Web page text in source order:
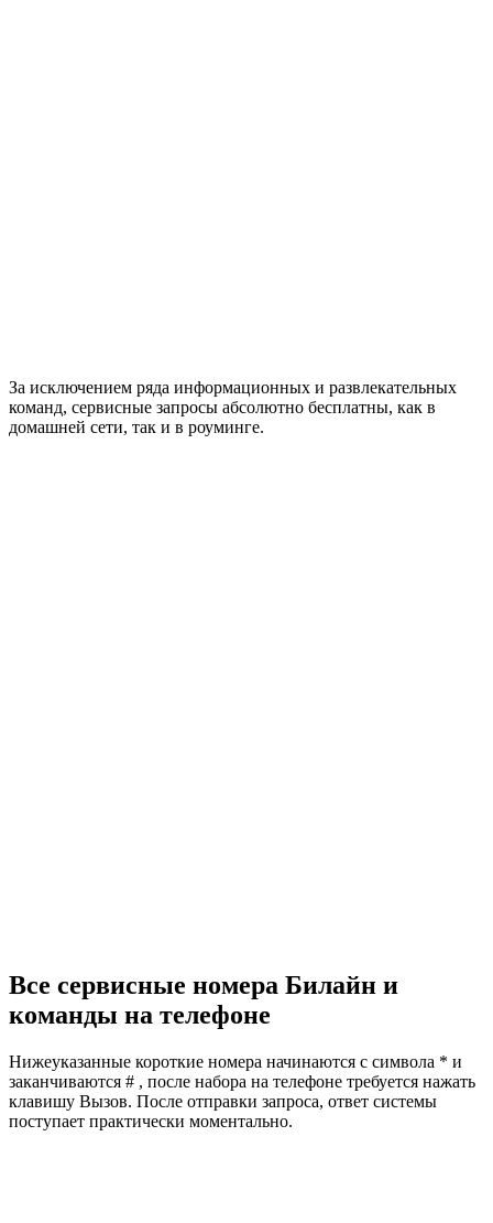
За исключением ряда информационных и развлекательных
команд, сервисные запросы абсолютно бесплатны, как в
домашней сети, так и в роуминге.
Все сервисные номера Билайн и
команды на телефоне
Нижеуказанные короткие номера начинаются с символа * и
заканчиваются # , после набора на телефоне требуется нажать
клавишу Вызов. После отправки запроса, ответ системы
поступает практически моментально.